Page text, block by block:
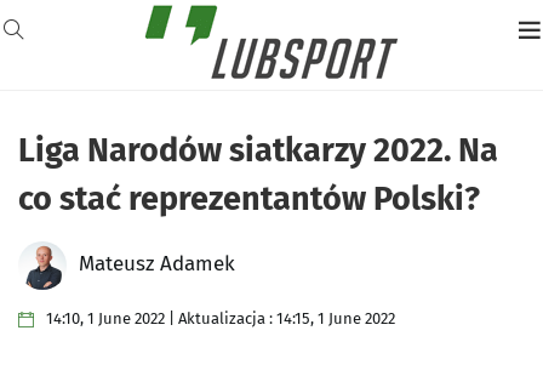
Liga Narodów siatkarzy 2022. Na
co stać reprezentantów Polski?
Mateusz Adamek
14:10, 1 June 2022 | Aktualizacja : 14:15, 1 June 2022